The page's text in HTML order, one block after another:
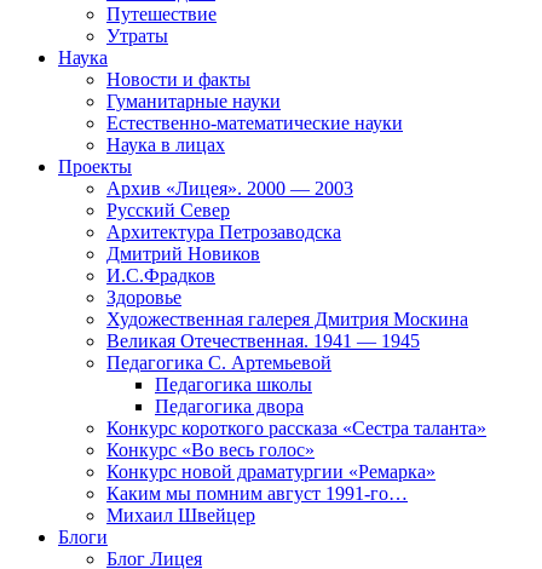
Путешествие
Утраты
Наука
Новости и факты
Гуманитарные науки
Естественно-математические науки
Наука в лицах
Проекты
Архив «Лицея». 2000 — 2003
Русский Север
Архитектура Петрозаводска
Дмитрий Новиков
И.С.Фрадков
Здоровье
Художественная галерея Дмитрия Москина
Великая Отечественная. 1941 — 1945
Педагогика С. Артемьевой
Педагогика школы
Педагогика двора
Конкурс короткого рассказа «Сестра таланта»
Конкурс «Во весь голос»
Конкурс новой драматургии «Ремарка»
Каким мы помним август 1991-го…
Михаил Швейцер
Блоги
Блог Лицея